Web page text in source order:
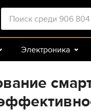
Электроника